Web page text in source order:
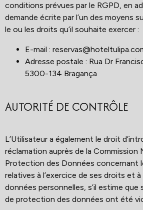
conditions prévues par le RGPD, en
demande écrite par l’un des moyens
le ou les droits qu’il souhaite exercer :
E-mail :
Adresse postale : Rua Dr
5300-134 Bragança
AUTORITÉ DE CONTRÔLE
L’Utilisateur a également le droit
réclamation auprès de la Commission
Protection des Données concernant
relatives à l’exercice de ses droits et
données personnelles, s’il estime
de protection des données ont été